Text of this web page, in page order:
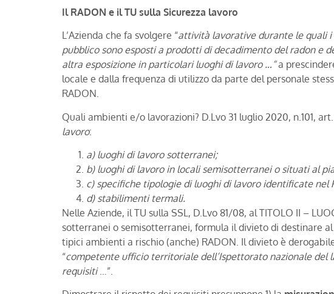
Il RADON e il TU sulla Sicurezza lavoro
L’Azienda che fa svolgere “attività lavorative durante le quali
pubblico sono esposti a prodotti di decadimento del radon e
altra esposizione in particolari luoghi di lavoro …“a
locale e dalla frequenza di utilizzo da parte del personale
RADON.
Quali ambienti e/o lavorazioni? D.Lvo 31 luglio 2020, n.101, art.
lavoro:
a) luoghi di lavoro sotterranei;
b) luoghi di lavoro in locali semisotterranei o situati al
c) specifiche tipologie di luoghi di lavoro identificate nel
d) stabilimenti termali.
Nelle Aziende, il TU sulla SSL, D.Lvo 81/08, al TITOLO II –
sotterranei o semisotterranei, formula il divieto di destinare
tipici ambienti a rischio (anche) RADON. Il divieto è
“competente ufficio territoriale dell’Ispettorato nazionale del
requisiti…”.